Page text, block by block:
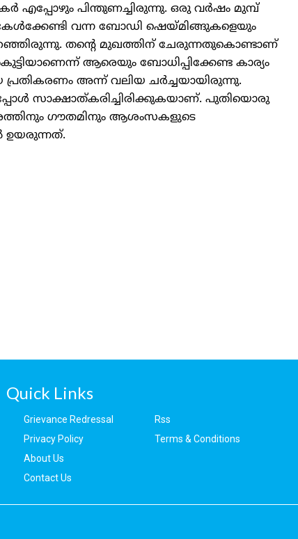
എപ്പോഴും പിന്തുണച്ചിരുന്നു. ഒരു വര്‍ഷം മുമ്പ്
കേള്‍ക്കേണ്ടി വന്ന ബോഡി ഷെയ്മിങ്ങുകളെയും
തന്റെ മുഖത്തിന് ചേരുന്നതുകൊണ്ടാണ്
ആരെയും ബോധിപ്പിക്കേണ്ട കാര്യം
പ്രതികരണം അന്ന് വലിയ ചര്‍ച്ചയായിരുന്നു.
സാക്ഷാത്കരിച്ചിരിക്കുകയാണ്. പുതിയൊരു
ഗൗതമിനും ആശംസകളുടെ
ഉയരുന്നത്.
Quick Links
Grievance Redressal
Privacy Policy
About Us
Contact Us
Rss
Terms & Conditions